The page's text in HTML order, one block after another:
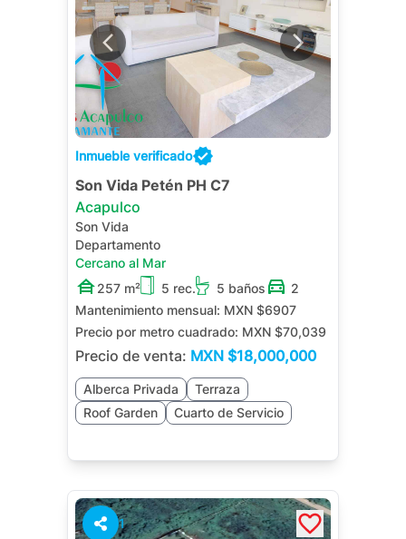
Inmueble verificado
Son Vida Petén PH C7
Acapulco
Son Vida
Departamento
Cercano al Mar
257 m²
5 rec. 5 baños
2
Mantenimiento mensual: MXN $6907
Precio por metro cuadrado: MXN $70,039
Precio de venta: MXN $18,000,000
Alberca Privada
Terraza
Roof Garden
Cuarto de Servicio
1